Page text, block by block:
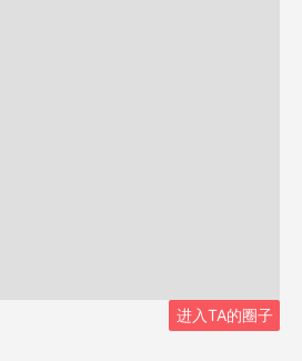
进入TA的圈子